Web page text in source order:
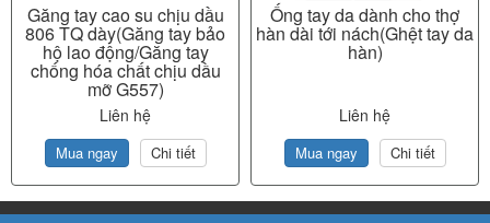
Găng tay cao su chịu dầu
806 TQ dày(Găng tay bảo
hộ lao động/Găng tay
chống hóa chất chịu dầu
mỡ G557)
Liên hệ
Mua ngay Chi tiết
Ống tay da dành cho thợ
hàn dài tới nách(Ghệt tay da
hàn)
Liên hệ
Mua ngay Chi tiết